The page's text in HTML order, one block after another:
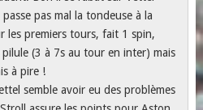
pas mal la tondeuse à la
les premiers tours, fait 1 spin,
(3 à 7s au tour en inter) mais
à pire !
semble avoir eu des problèmes